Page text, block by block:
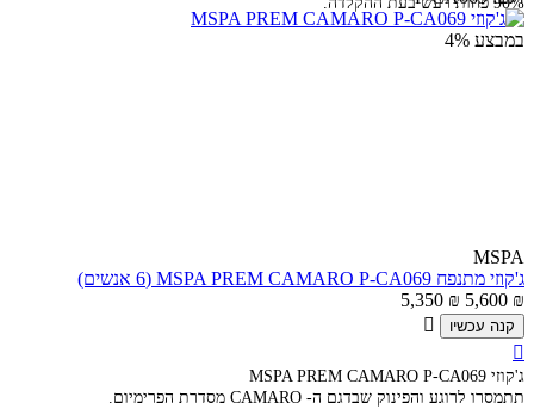
במבצע 4%
MSPA
ג'קוזי מתנפח MSPA PREM CAMARO P-CA069 (6 אנשים)
5,600 ₪
5,350 ₪
קנה עכשיו


ג'קוזי MSPA PREM CAMARO P-CA069
תתמסרו לרוגע והפינוק שבדגם ה- CAMARO מסדרת הפרימיום.